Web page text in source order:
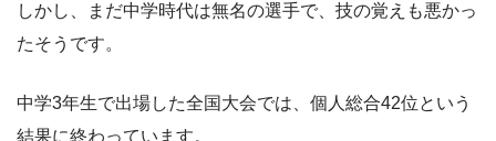
しかし、まだ中学時代は無名の選手で、技の覚えも悪かっ
たそうです。
中学3年生で出場した全国大会では、個人総合42位という
結果に終わっています。